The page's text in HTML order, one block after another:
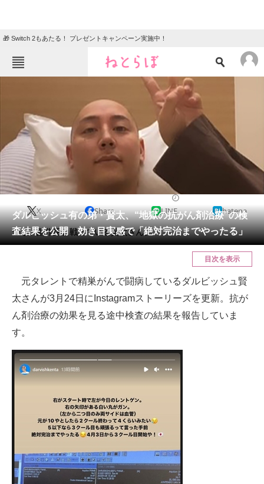
🎁 Switch 2もあたる！ プレゼントキャンペーン実施中！
ニュース
エンタメ クイズ
グルメ 地域
住まい 教育・育児
動物
会員記事
メディア
ITの今と未来を見通す
スマホと通信の最新トレンド
好きが集まる 比べて選べる
AI活用のいまが分かる
企業ITのトレンドを詳説
経営リーダーのコミュニティ
ダルビッシュ有の弟・賢太、“地獄の抗がん剤治療”の検
査結果を公開 効き目実感で「絶対完治までやったる」
X Share LINE hatena
つらい副作用と戦っている賢太さん。
目次を表示
元タレントで精巣がんで闘病しているダルビッシュ賢
太さんが3月24日にInstagramストーリーズを更新。抗が
ん剤治療の効果を見る途中検査の結果を報告していま
す。